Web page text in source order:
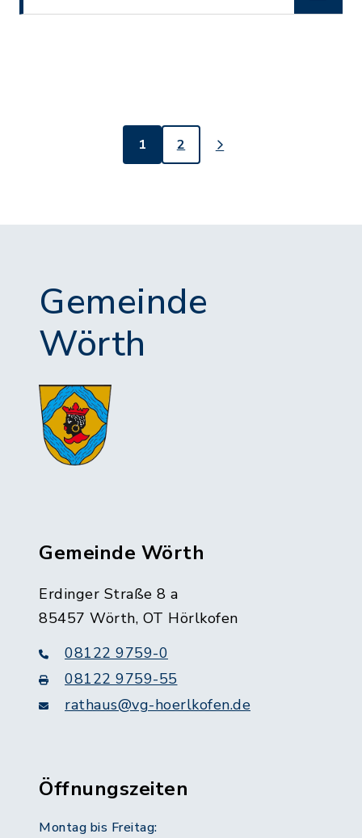
1 2
Gemeinde
Wörth
Gemeinde Wörth
Erdinger Straße 8 a
85457 Wörth, OT Hörlkofen
08122 9759-0
08122 9759-55
rathaus@vg-hoerlkofen.de
Öffnungszeiten
Montag bis Freitag: